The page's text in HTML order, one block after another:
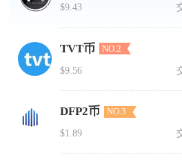
$9.43
TVT币 NO.2
$9.56
DFP2币 NO.3
$1.89